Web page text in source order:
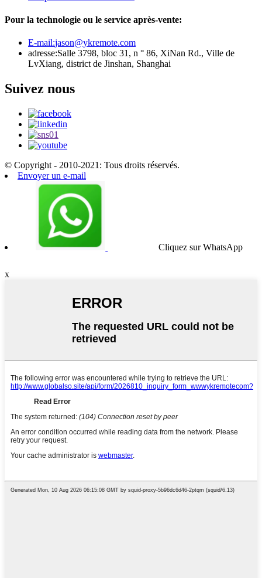
Pour la technologie ou le service après-vente:
E-mail:jason@ykremote.com
adresse:Salle 3798, bloc 31, n ° 86, XiNan Rd., Ville de
LvXiang, district de Jinshan, Shanghai
Suivez nous
© Copyright - 2010-2021: Tous droits réservés.
Envoyer un e-mail
Cliquez sur WhatsApp
x